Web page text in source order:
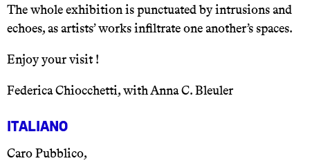
The whole exhibition is punctuated by intrusions and
echoes, as artists’ works infiltrate one another’s spaces.
Enjoy your visit !
Federica Chiocchetti, with Anna C. Bleuler
Italiano
Caro Pubblico,